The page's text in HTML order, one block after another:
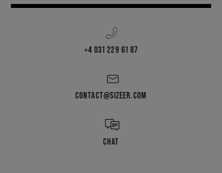
+4 031 229 61 87
CONTACT@SIZEER.COM
CHAT